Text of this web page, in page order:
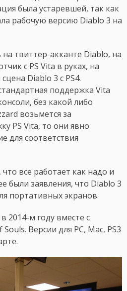
была устаревшей, так как
рабочую версию Diablo 3 на
твиттер-акканте Diablo, на
с PS Vita в руках, на
Diablo 3 с PS4.
поддержка Vita
без какой либо
возьмется за
PS Vita, то они явно
для соответствия
все работает как надо и
были заявления, что Diablo 3
портативных экранов.
2014-м году вместе с
Версии для PC, Mac, PS3